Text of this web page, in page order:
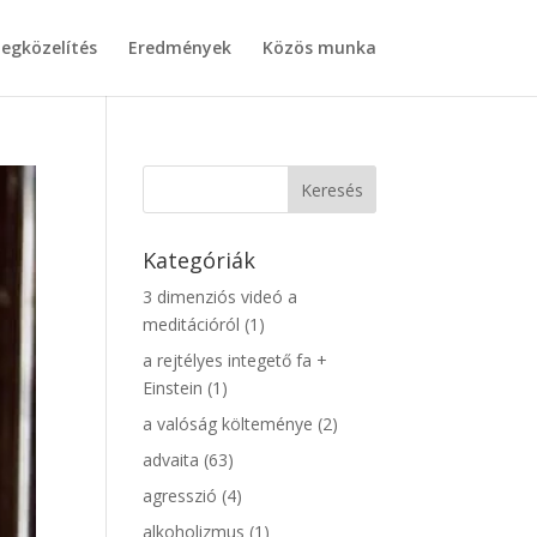
Eredmények Közös munka
Kategóriák
3 dimenziós videó a
meditációról (1)
a rejtélyes integető fa +
Einstein (1)
a valóság költeménye (2)
advaita (63)
agresszió (4)
alkoholizmus (1)